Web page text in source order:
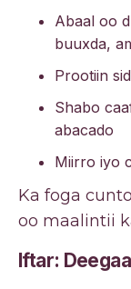
Abaal oo
buuxda,
Prootiin
Shabo
abacado
Miirro iyo
Ka foga
oo maalintii
Iftar: